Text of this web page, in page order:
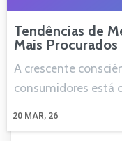
Tendências de
Mais
20 MAR, 26
A crescente
consumidores está